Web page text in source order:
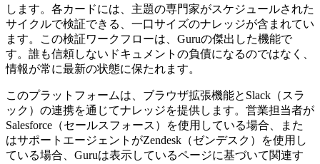
します。各カードには、主題の専門家がスケジュールされた
サイクルで検証できる、一口サイズのナレッジが含まれてい
ます。この検証ワークフローは、Guruの傑出した機能で
す。誰も信頼しないドキュメントの負債になるのではなく、
情報が常に最新の状態に保たれます。
このプラットフォームは、ブラウザ拡張機能とSlack（スラ
ック）の連携を通じてナレッジを提供します。営業担当者が
Salesforce（セールスフォース）を使用している場合、また
はサポートエージェントがZendesk（ゼンデスク）を使用し
ている場合、Guruは表示しているページに基づいて関連す